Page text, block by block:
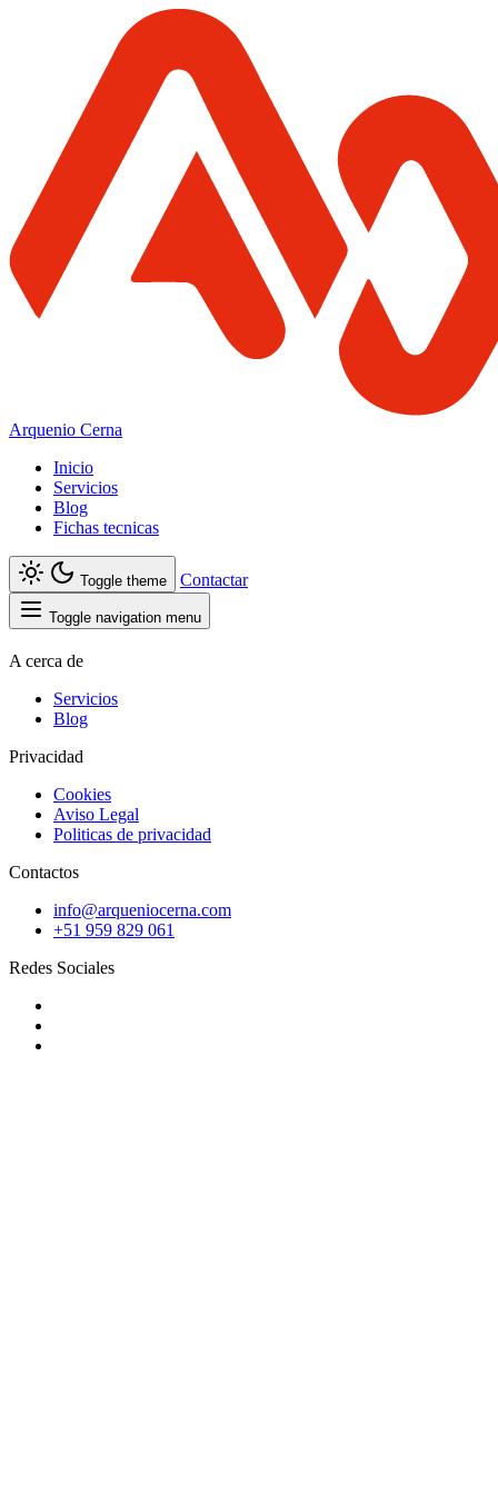
Arquenio Cerna
Inicio
Servicios
Blog
Fichas tecnicas
Toggle theme Contactar
Toggle navigation menu
A cerca de
Servicios
Blog
Privacidad
Cookies
Aviso Legal
Politicas de privacidad
Contactos
info@arqueniocerna.com
+51 959 829 061
Redes Sociales